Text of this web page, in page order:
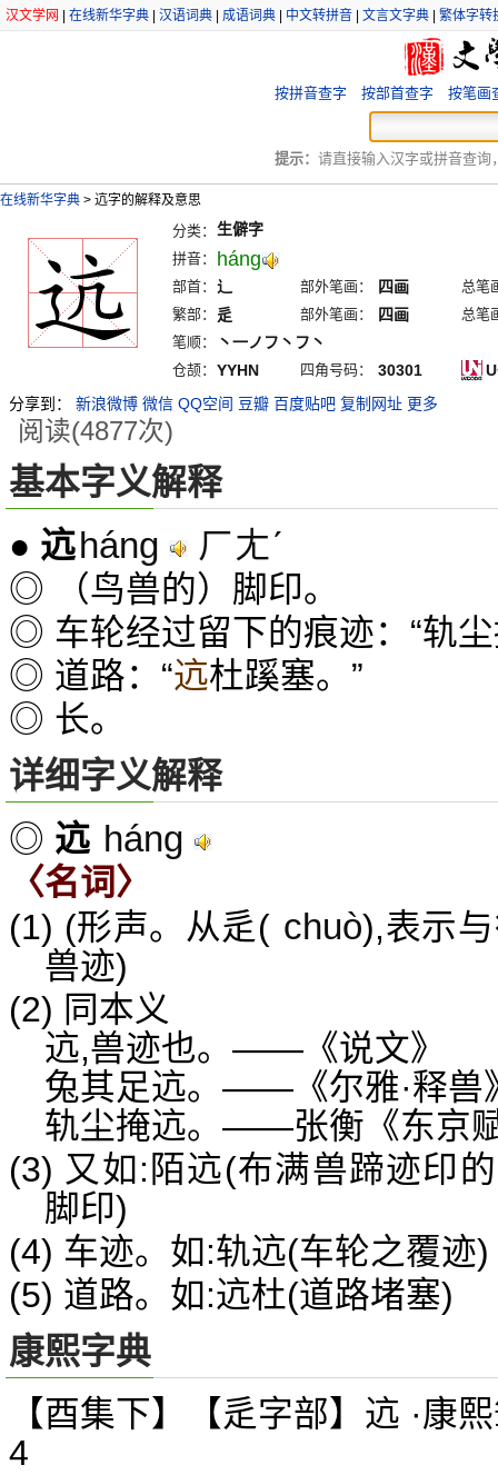
汉文学网 在线新华字典 汉语词典 成语词典 中文转拼音 文言文字典 繁体字转
按拼音查字 按部首查字 按笔画
提示： 请直接输入汉字或拼音查询
在线新华字典 > 迒字的解释及意思
分类： 生僻字
拼音： háng
部首： 辶 部外笔画： 四画
总笔
繁部：
辵 部外笔画： 四画
总笔
笔顺：
丶一ノフ丶フ丶
仓颉： YYHN 四角号码： 30301
分享到：
新浪微博 微信 QQ空间 豆瓣 百度贴吧 复制网址 更多
阅读(4877次)
基本字义解释
● 迒háng ㄏㄤˊ
◎ （鸟兽的）脚印。
◎ 车轮经过留下的痕迹：“轨
◎ 道路：“迒杜蹊塞。”
◎ 长。
详细字义解释
◎ 迒 háng
〈名词〉
(1) (形声。从辵( chuò),表示
兽迹)
(2) 同本义
迒,兽迹也。——《说文》
兔其足迒。——《尔雅·释兽
轨尘掩迒。——张衡《东京
(3) 又如:陌迒(布满兽蹄迹印
脚印)
(4) 车迹。如:轨迒(车轮之覆迹)
(5) 道路。如:迒杜(道路堵塞)
康熙字典
【酉集下】【辵字部】迒 ·康
4